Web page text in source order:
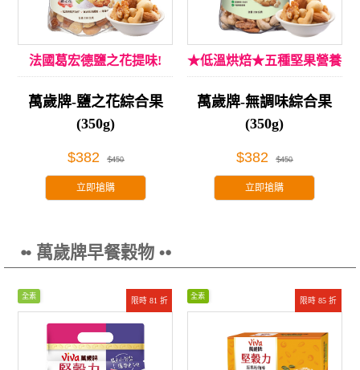
法國葛宏德鹽之花提味!
萬歲牌-鹽之花綜合果
(350g)
$382 $450
立即搶購
★低溫烘焙★五種堅果營養
萬歲牌-無調味綜合果
(350g)
$382 $450
立即搶購
⦁• 萬歲牌早餐穀物 •⦁
限時 81 折
全素
限時 85 折
全素